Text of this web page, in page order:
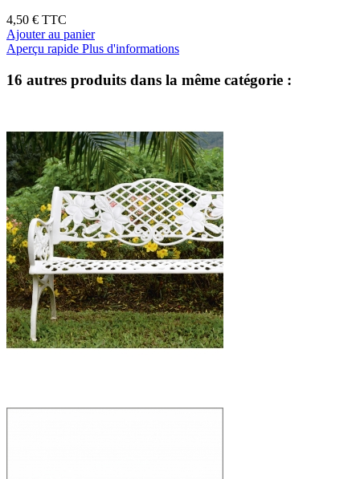
4,50 € TTC
Ajouter au panier
Aperçu rapide Plus d'informations
16 autres produits dans la même catégorie :